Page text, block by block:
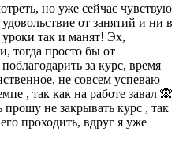
но уже сейчас чувствую
от занятий и ни в
уроки так и манят! Эх,
тогда просто бы от
за курс, время
не совсем успеваю
, так как на работе завал 🙈
прошу не закрывать курс , так
проходить, вдруг я уже